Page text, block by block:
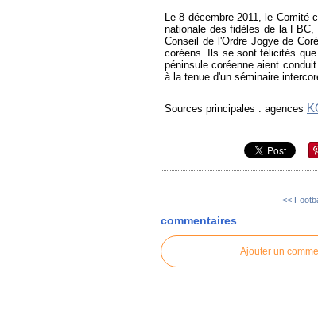
Le 8 décembre 2011, le Comité
nationale des fidèles de la
Conseil de l'Ordre Jogye de
coréens. Ils se sont félicités
péninsule coréenne aient
à la tenue d'un séminaire
Sources principales : agences
<<
commentaires
Ajouter un